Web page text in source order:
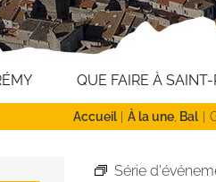
QUE FAIRE À
Accueil À la une Bal
Série